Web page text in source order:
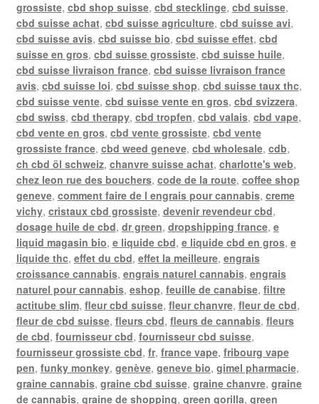
grossiste, cbd shop suisse, cbd stecklinge, cbd suisse,
cbd suisse achat, cbd suisse agriculture, cbd suisse avi,
cbd suisse avis, cbd suisse bio, cbd suisse effet, cbd
suisse en gros, cbd suisse grossiste, cbd suisse huile,
cbd suisse livraison france, cbd suisse livraison france
avis, cbd suisse loi, cbd suisse shop, cbd suisse taux thc,
cbd suisse vente, cbd suisse vente en gros, cbd svizzera,
cbd swiss, cbd therapy, cbd tropfen, cbd valais, cbd vape,
cbd vente en gros, cbd vente grossiste, cbd vente
grossiste france, cbd weed geneve, cbd wholesale, cdb,
ch cbd öl schweiz, chanvre suisse achat, charlotte's web,
chez leon rue des bouchers, code de la route, coffee shop
geneve, comment faire de l engrais pour cannabis, creme
vichy, cristaux cbd grossiste, devenir revendeur cbd,
dosage huile de cbd, dr green, dropshipping france, e
liquid magasin bio, e liquide cbd, e liquide cbd en gros, e
liquide thc, effet du cbd, effet la meilleure, engrais
croissance cannabis, engrais naturel cannabis, engrais
naturel pour cannabis, eshop, feuille de canabise, filtre
actitube slim, fleur cbd suisse, fleur chanvre, fleur de cbd,
fleur de cbd suisse, fleurs cbd, fleurs de cannabis, fleurs
de cbd, fournisseur cbd, fournisseur cbd suisse,
fournisseur grossiste cbd, fr, france vape, fribourg vape
pen, funky monkey, genève, geneve bio, gimel pharmacie,
graine cannabis, graine cbd suisse, graine chanvre, graine
de cannabis, graine de shopping, green gorilla, green